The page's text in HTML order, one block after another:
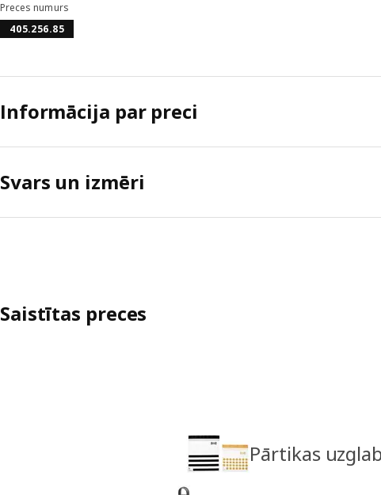
Preces numurs
405.256.85
Informācija par preci
Svars un izmēri
Saistītas preces
Pārtikas